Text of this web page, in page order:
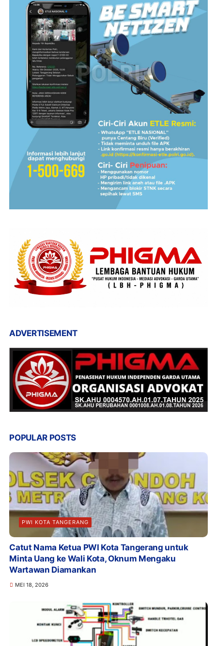
ADVERTISEMENT
POPULAR POSTS
PWI KOTA TANGERANG
Catut Nama Ketua PWI Kota Tangerang untuk
Minta Uang ke Wali Kota, Oknum Mengaku
Wartawan Diamankan
MEI 18, 2026